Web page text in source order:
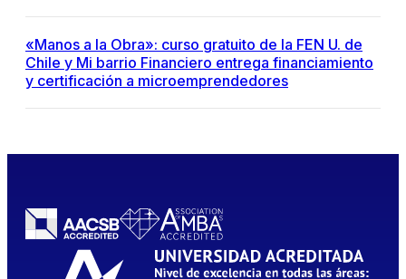
«Manos a la Obra»: curso gratuito de la FEN U. de
Chile y Mi barrio Financiero entrega financiamiento
y certificación a microemprendedores